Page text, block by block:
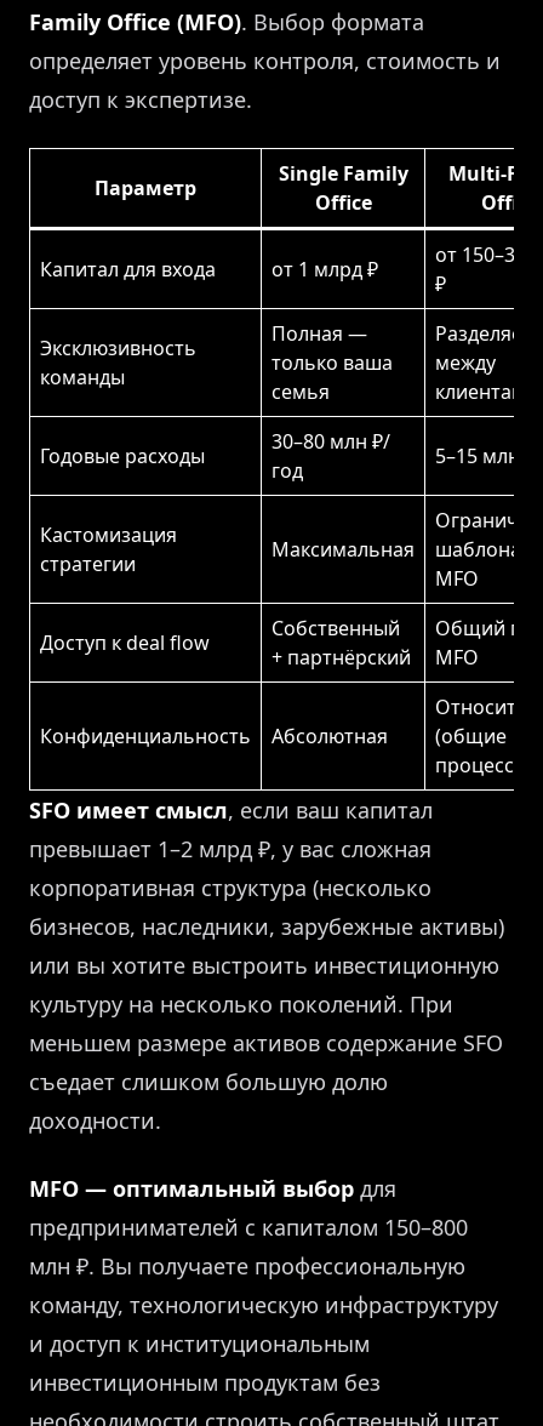
Family Office (MFO). Выбор формата
определяет уровень контроля, стоимость и
доступ к экспертизе.
Параметр
Single Family
Office
Multi-
Office
Капитал для входа от 1 млрд ₽
от
₽
Эксклюзивность
команды
Полная —
только ваша
семья
между
клиентами
Годовые расходы
30–80 млн ₽/
год
5–15 млн
Кастомизация
стратегии
Максимальная
MFO
Доступ к deal flow
Собственный
+ партнёрский
Общий пул
MFO
Конфиденциальность Абсолютная
(общие
процессы)
SFO имеет смысл, если ваш капитал
превышает 1–2 млрд ₽, у вас сложная
корпоративная структура (несколько
бизнесов, наследники, зарубежные активы)
или вы хотите выстроить инвестиционную
культуру на несколько поколений. При
меньшем размере активов содержание SFO
съедает слишком большую долю
доходности.
MFO — оптимальный выбор для
предпринимателей с капиталом 150–800
млн ₽. Вы получаете профессиональную
команду, технологическую инфраструктуру
и доступ к институциональным
инвестиционным продуктам без